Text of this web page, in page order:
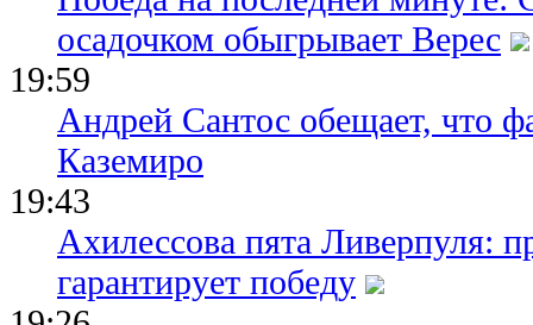
осадочком обыгрывает Верес
19:59
Андрей Сантос обещает, что
Каземиро
19:43
Ахилессова пята Ливерпуля:
гарантирует победу